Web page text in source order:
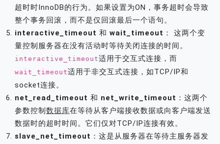
超时时InnoDB的行为。如果设置为ON，事务超时会导致
整个事务回滚，而不是仅回滚最后一个语句。
interactive_timeout 和 wait_timeout ： 这两个变
量控制服务器在没有活动时等待关闭连接的时间。
interactive_timeout适用于交互式连接，而
wait_timeout适用于非交互式连接，如TCP/IP和
socket连接。
net_read_timeout 和 net_write_timeout ：这两个
参数控制 数据库在等待从客户端接收数据或向客户端发送
数据时的超时时间。它们仅对TCP/IP连接有效。
slave_net_timeout ：这是从服务器在等待主服务器发